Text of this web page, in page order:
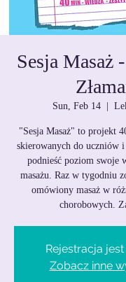
Sesja Masaż
Sun, Feb 14
"Sesja Masaż" to projekt
skierowanych do uczniów i
podnieść poziom swoje
masażu. Raz w tygodniu
omówiony masaż w
chorobowych.
Rejestracja
Zobacz inne